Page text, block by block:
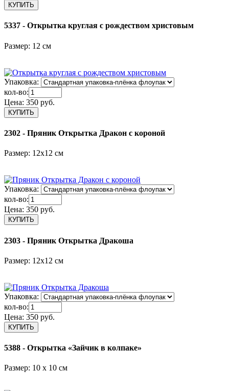
5337 - Открытка круглая с рождеством христовым
Размер: 12 см
Упаковка:
кол-во:
Цена: 350 руб.
2302 - Пряник Открытка Дракон с короной
Размер: 12х12 см
Упаковка:
кол-во:
Цена: 350 руб.
2303 - Пряник Открытка Дракоша
Размер: 12х12 см
Упаковка:
кол-во:
Цена: 350 руб.
5388 - Открытка «Зайчик в колпаке»
Размер: 10 x 10 см